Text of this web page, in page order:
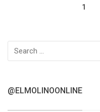
1
Search
@ELMOLINOONLINE